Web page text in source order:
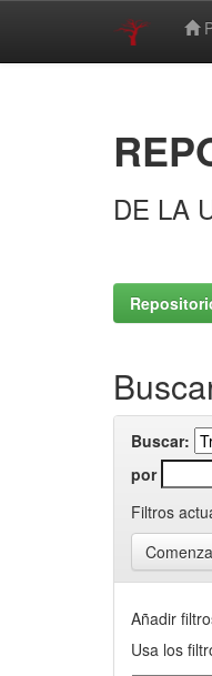
DE LA
Buscar:
por
Filtros
Añadir
Usa los